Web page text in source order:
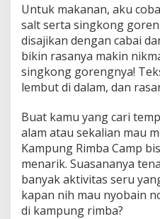
Untuk makanan, aku
salt serta singkong
disajikan dengan cabai
bikin rasanya makin
singkong gorengnya!
lembut di dalam, dan
Buat kamu yang cari
alam atau sekalian mau
Kampung Rimba Camp
menarik. Suasananya
banyak aktivitas seru
kapan nih mau nyobain
di kampung rimba?